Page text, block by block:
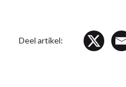
Deel artikel: